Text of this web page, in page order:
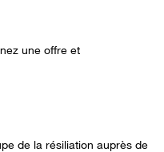
une offre et
de la résiliation auprès de